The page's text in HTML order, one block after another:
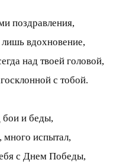
поздравления,
вдохновение,
над твоей головой,
с тобой.
и беды,
много испытал,
с Днем Победы,